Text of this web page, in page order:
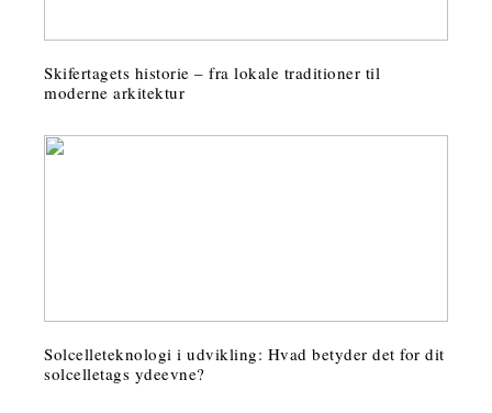
Skifertagets historie – fra lokale traditioner til
moderne arkitektur
Solcelleteknologi i udvikling: Hvad betyder det for dit
solcelletags ydeevne?